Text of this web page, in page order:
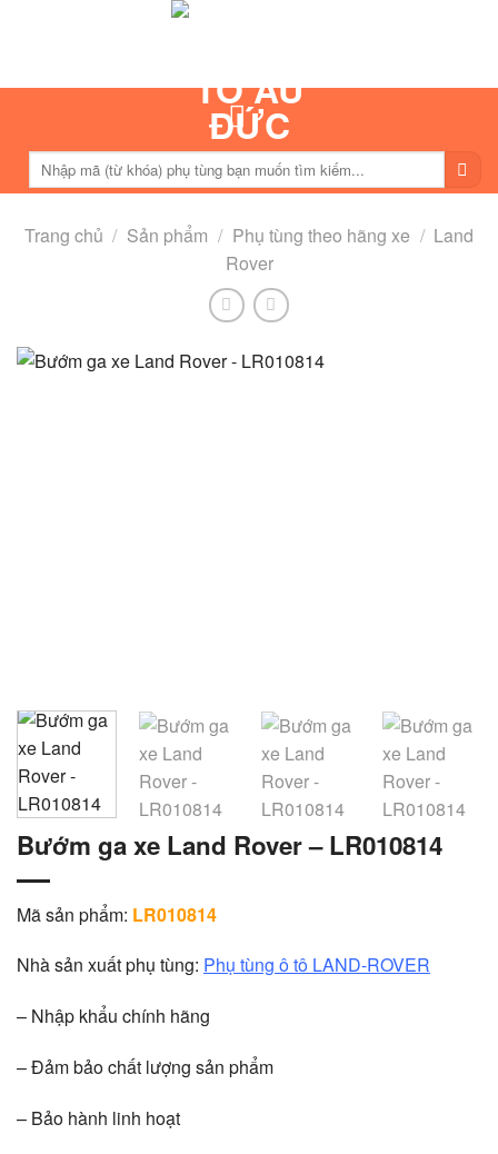
Tìm
kiếm:
Trang chủ / Sản phẩm / Phụ tùng theo hãng xe / Land
Rover
Bướm ga xe Land Rover – LR010814
Mã sản phẩm: LR010814
Nhà sản xuất phụ tùng: Phụ tùng ô tô LAND-ROVER
– Nhập khẩu chính hãng
– Đảm bảo chất lượng sản phẩm
– Bảo hành linh hoạt